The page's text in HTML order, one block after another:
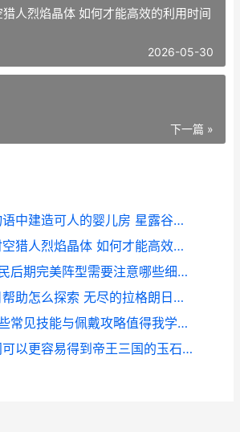
人烈焰晶体 如何才能高效的利用时间
2026-05-30
下一篇 »
怎么在星露谷物语中建造可人的婴儿房 星露谷物怎么放东西
怎么有效利用时空猎人烈焰晶体 如何才能高效的利用时间
少年三国志2平民后期完美阵型需要注意哪些细节 少年三国志2平民适合哪个国家
无尽的拉格朗日帮助怎么探索 无尽的拉格朗日舰船排行
影之刃3中有哪些常见技能与佩戴攻略值得我学习 影之刃3最新支线
有没有啥子窍门可以更容易得到帝王三国的玉石 有什么窍门吗